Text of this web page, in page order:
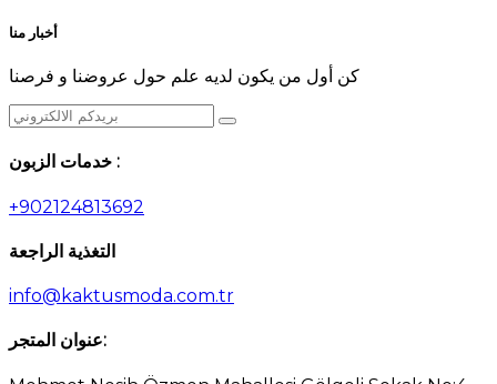
أخبار منا
كن أول من يكون لديه علم حول عروضنا و فرصنا
خدمات الزبون :
+902124813692
التغذية الراجعة
info@kaktusmoda.com.tr
عنوان المتجر: